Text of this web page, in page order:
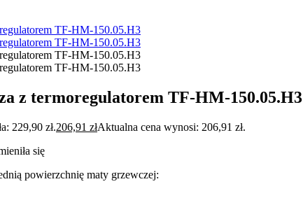
z termoregulatorem TF-HM-150.05.H3
229,90 zł.206,91 złAktualna cena wynosi: 206,91 zł.
się
powierzchnię maty grzewczej: